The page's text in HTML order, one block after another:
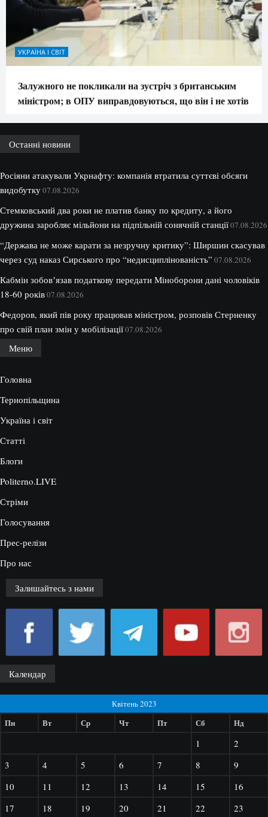
УКРАЇНА І СВІТ
Залужного не покликали на зустріч з британським
міністром; в ОПУ виправдовуються, що він і не хотів
Останні новини
Росіяни атакували Укрнафту: компанія втратила суттєві обсяги
видобутку07.08.2026
Стемковський два роки не платив банку по кредиту, а його
дружина заробляє мільйони на підпільній сонячній станції07.08.2026
“Держава не може карати за незручну критику”: Ширшин скасував
через суд наказ Сирського про “недисциплінованість” 07.08.2026
Кабмін зобовʼязав податкову передати Міноборони дані чоловіків
18-60 років07.08.2026
Федоров, який пів року працював міністром, розповів Стерненку
про свій план змін у мобілізації07.08.2026
Меню
Головна
Тернопільщина
Україна і світ
Статті
Блоги
Politerno.LIVE
Стріми
Голосування
Прес-релізи
Про нас
Залишайтесь з нами
Календар
Квітень 2023
Пн Вт Ср Чт Пт Сб Нд
1
2
3
4 5 6 7 8
9
10
11 12 13 14 15
16
17
18 19 20 21 22 23